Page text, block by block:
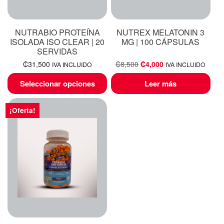
NUTRABIO PROTEÍNA
ISOLADA ISO CLEAR | 20
SERVIDAS
₡31,500 IVA INCLUIDO
Seleccionar opciones
NUTREX MELATONIN 3
MG | 100 CÁPSULAS
₡8,500 ₡4,000 IVA INCLUIDO
Leer más
¡Oferta!